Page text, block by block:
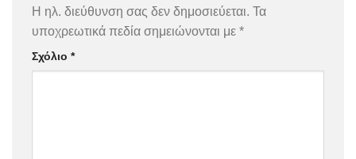
Η ηλ. διεύθυνση σας δεν δημοσιεύεται. Τα
υποχρεωτικά πεδία σημειώνονται με *
Σχόλιο *